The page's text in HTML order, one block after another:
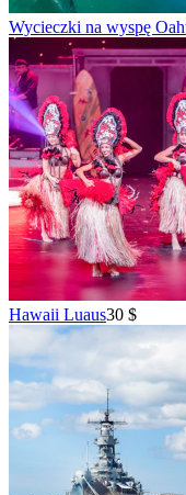
Wycieczki na wyspę
Hawaii Luaus30 $